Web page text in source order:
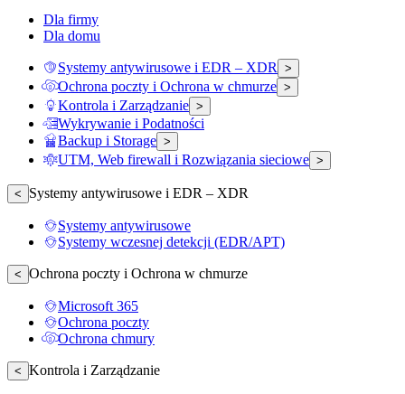
Dla firmy
Dla domu
Systemy antywirusowe i EDR – XDR >
Ochrona poczty i Ochrona w chmurze >
Kontrola i Zarządzanie >
Wykrywanie i Podatności
Backup i Storage >
UTM, Web firewall i Rozwiązania sieciowe >
< Systemy antywirusowe i EDR – XDR
Systemy antywirusowe
Systemy wczesnej detekcji (EDR/APT)
< Ochrona poczty i Ochrona w chmurze
Microsoft 365
Ochrona poczty
Ochrona chmury
< Kontrola i Zarządzanie